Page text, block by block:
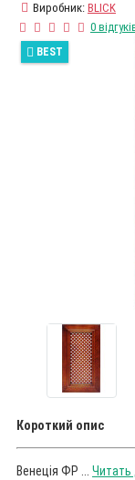
Виробник: BLICK
0
BEST
Короткий опис
Венеція ФР ... Читать